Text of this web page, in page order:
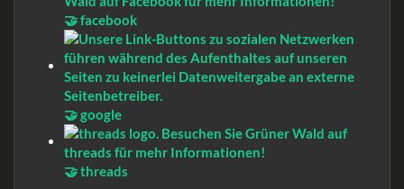
🤝 facebook
🤝 google
🤝 threads